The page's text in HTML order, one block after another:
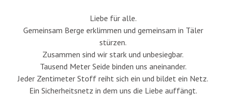
Liebe für alle.
Gemeinsam Berge erklimmen und gemeinsam in Täler
stürzen.
Zusammen sind wir stark und unbesiegbar.
Tausend Meter Seide binden uns aneinander.
Jeder Zentimeter Stoff reiht sich ein und bildet ein Netz.
Ein Sicherheitsnetz in dem uns die Liebe auffängt.